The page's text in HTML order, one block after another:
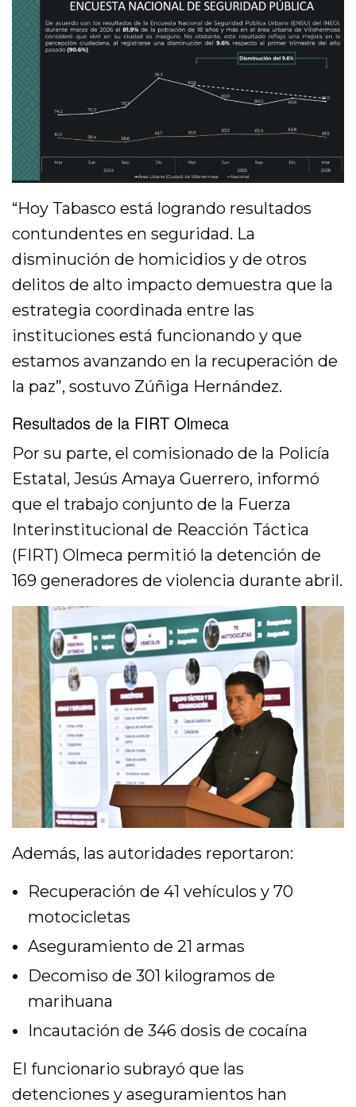
“Hoy Tabasco está logrando resultados
contundentes en seguridad. La
disminución de homicidios y de otros
delitos de alto impacto demuestra que la
estrategia coordinada entre las
instituciones está funcionando y que
estamos avanzando en la recuperación de
la paz”, sostuvo Zúñiga Hernández.
Resultados de la FIRT Olmeca
Por su parte, el comisionado de la Policía
Estatal, Jesús Amaya Guerrero, informó
que el trabajo conjunto de la Fuerza
Interinstitucional de Reacción Táctica
(FIRT) Olmeca permitió la detención de
169 generadores de violencia durante abril.
Además, las autoridades reportaron:
Recuperación de 41 vehículos y 70
motocicletas
Aseguramiento de 21 armas
Decomiso de 301 kilogramos de
marihuana
Incautación de 346 dosis de cocaína
El funcionario subrayó que las
detenciones y aseguramientos han